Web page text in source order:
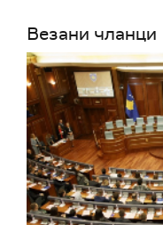
Везани чланци